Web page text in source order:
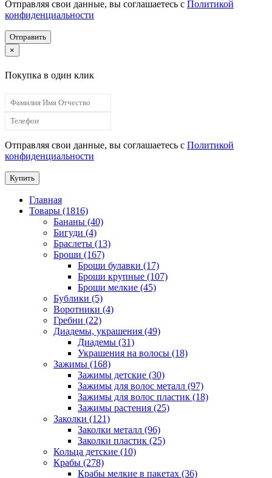
Отправляя свои данные, вы соглашаетесь с Политикой
конфиденциальности
Отправить
×
Покупка в один клик
Отправляя свои данные, вы соглашаетесь с Политикой
конфиденциальности
Купить
Главная
Товары (1816)
Бананы (40)
Бигуди (4)
Браслеты (13)
Броши (167)
Броши булавки (17)
Броши крупные (107)
Броши мелкие (45)
Бублики (5)
Воротники (4)
Гребни (22)
Диадемы, украшения (49)
Диадемы (31)
Украшения на волосы (18)
Зажимы (168)
Зажимы детские (30)
Зажимы для волос металл (97)
Зажимы для волос пластик (18)
Зажимы растения (25)
Заколки (121)
Заколки металл (96)
Заколки пластик (25)
Кольца детские (10)
Крабы (278)
Крабы мелкие в пакетах (36)